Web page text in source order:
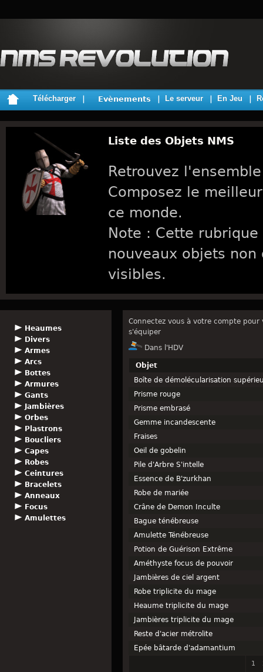
Télécharger Evènements Le serveur En Jeu
Liste des Objets NMS
Retrouvez
Composez le
ce monde.
Note : Cette
nouveaux objets
visibles.
Heaumes
Divers
Armes
Arcs
Bottes
Armures
Gants
Jambières
Orbes
Plastrons
Boucliers
Capes
Robes
Ceintures
Bracelets
Anneaux
Focus
Amulettes
Connectez vous à votre compte pour
s'équiper
Dans l'HDV
Objet
Boîte de démolécularisation
Prisme rouge
Prisme embrasé
Gemme incandescente
Fraises
Oeil de gobelin
Pile d'Arbre S'intelle
Essence de B'zurkhan
Robe de mariée
Crâne de Demon Inculte
Bague ténébreuse
Amulette Ténébreuse
Potion de Guérison Extrême
Améthyste focus de pouvoir
Jambières de ciel argent
Robe triplicite du mage
Heaume triplicite du mage
Jambières triplicite du mage
Reste d'acier métrolite
Epée bâtarde d'adamantium
1